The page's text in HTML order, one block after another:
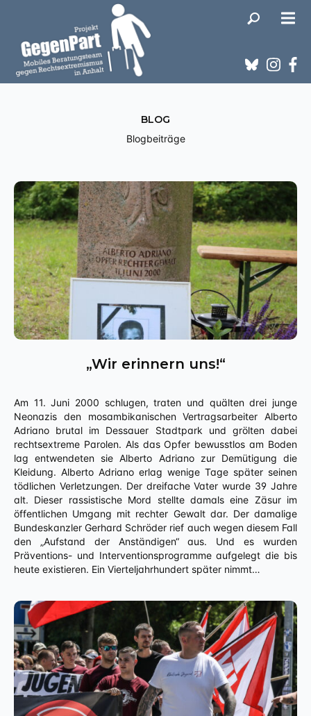
BLOG
Blogbeiträge
„Wir erinnern uns!“
Am 11. Juni 2000 schlugen, traten und quälten drei junge
Neonazis den mosambikanischen Vertragsarbeiter Alberto
Adriano brutal im Dessauer Stadtpark und grölten dabei
rechtsextreme Parolen. Als das Opfer bewusstlos am Boden
lag entwendeten sie Alberto Adriano zur Demütigung die
Kleidung. Alberto Adriano erlag wenige Tage später seinen
tödlichen Verletzungen. Der dreifache Vater wurde 39 Jahre
alt. Dieser rassistische Mord stellte damals eine Zäsur im
öffentlichen Umgang mit rechter Gewalt dar. Der damalige
Bundeskanzler Gerhard Schröder rief auch wegen diesem Fall
den „Aufstand der Anständigen“ aus. Und es wurden
Präventions- und Interventionsprogramme aufgelegt die bis
heute existieren. Ein Vierteljahrhundert später nimmt…